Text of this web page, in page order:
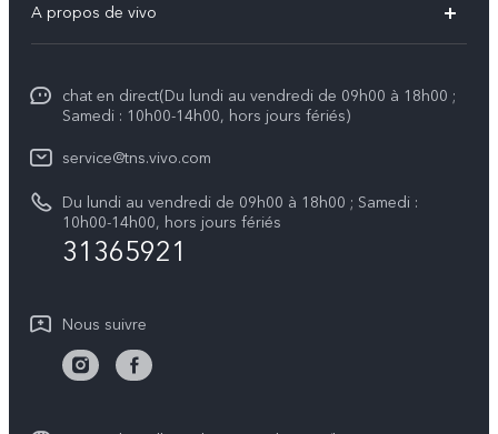
V70
Y21d
Y29
Centre de services
Authentification IMEI
A propos de vivo
Legal Notice
À propos de vivo
Centre de confidentialité vivo
Durabilité
chat en direct(Du lundi au vendredi de 09h00 à 18h00 ;
Samedi : 10h00-14h00, hors jours fériés)
service@tns.vivo.com
Du lundi au vendredi de 09h00 à 18h00 ; Samedi :
10h00-14h00, hors jours fériés
31365921
Nous suivre